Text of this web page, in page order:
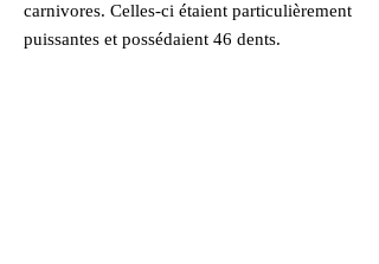
carnivores. Celles-ci étaient particulièrement
puissantes et possédaient 46 dents.